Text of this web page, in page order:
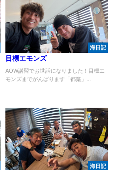
海日記
目標エモンズ
AOW講習でお世話になりました！目標エ
モンズまでがんばります「都築」...
海日記